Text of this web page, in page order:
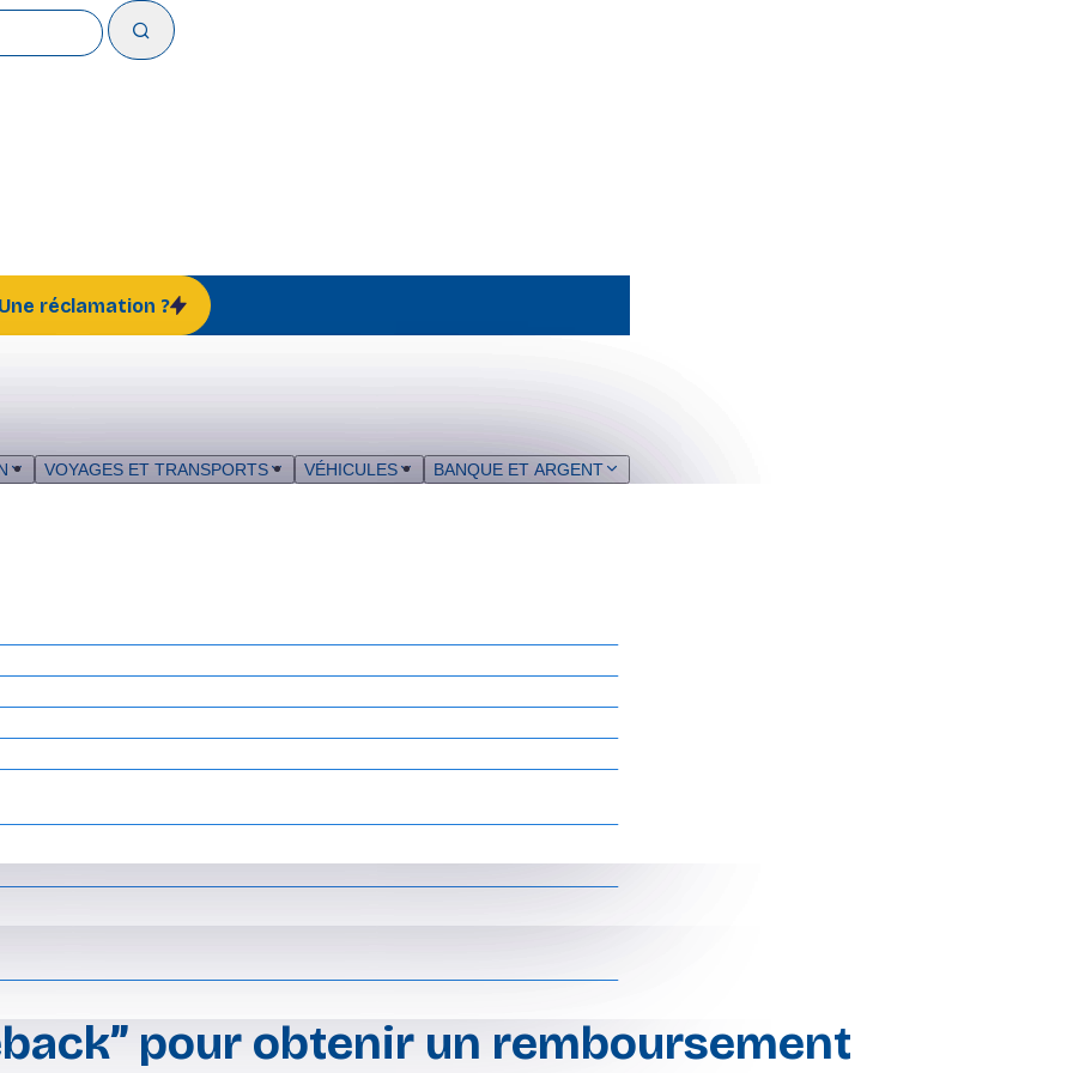
réclamation ?
VOYAGES ET TRANSPORTS VÉHICULES BANQUE ET ARGENT
pour obtenir un remboursement